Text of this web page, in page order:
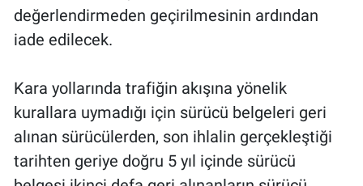
değerlendirmeden geçirilmesinin ardından
iade edilecek.
Kara yollarında trafiğin akışına yönelik
kurallara uymadığı için sürücü belgeleri geri
alınan sürücülerden, son ihlalin gerçekleştiği
tarihten geriye doğru 5 yıl içinde sürücü